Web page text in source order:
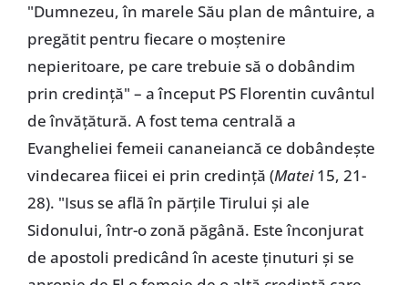
"Dumnezeu, în marele Său plan de mântuire, a
pregătit pentru fiecare o moștenire
nepieritoare, pe care trebuie să o dobândim
prin credință" – a început PS Florentin cuvântul
de învățătură. A fost tema centrală a
Evangheliei femeii cananeiancă ce dobândește
vindecarea fiicei ei prin credință (Matei15, 21-
28). "Isus se află în părțile Tirului și ale
Sidonului, într-o zonă păgână. Este înconjurat
de apostoli predicând în aceste ținuturi și se